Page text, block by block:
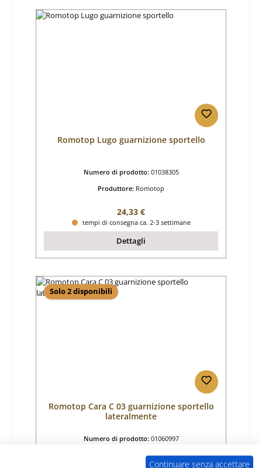
Romotop Lugo guarnizione sportello
Numero di prodotto: 01038305
Produttore: Romotop
Prezzo normale:
24,33 €
tempi di consegna ca. 2-3 settimane
Dettagli
Solo 2 disponibili
Romotop Cara C 03 guarnizione sportello
lateralmente
Numero di prodotto: 01060997
Romotop
Continuare senza accettare